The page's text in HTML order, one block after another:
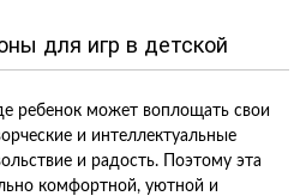
для игр в детской
ребенок может воплощать свои
и интеллектуальные
и радость. Поэтому эта
комфортной, уютной и